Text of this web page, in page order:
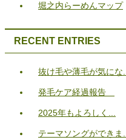
堀之内らーめんマップ
RECENT ENTRIES
抜け毛や薄毛が気にな...
発毛ケア経過報告
2025年もよろしく...
テーマソングができま...